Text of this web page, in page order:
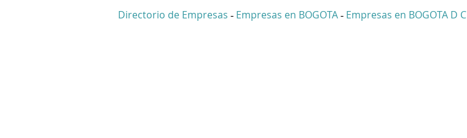
Directorio de Empresas - Empresas en BOGOTA - Empresas en BOGOTA D C